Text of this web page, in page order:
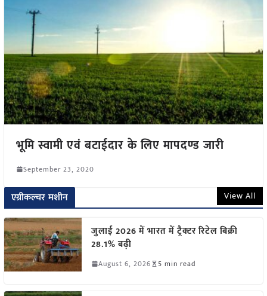
भूमि स्वामी एवं बटाईदार के लिए मापदण्ड जारी
September 23, 2020
एग्रीकल्चर मशीन View All
जुलाई 2026 में भारत में ट्रैक्टर रिटेल बिक्री
28.1% बढ़ी
August 6, 2026 5 min read